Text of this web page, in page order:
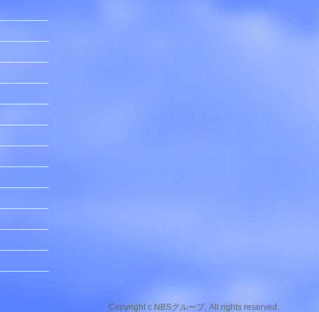
Copyright c NBSグループ, All rights reserved.